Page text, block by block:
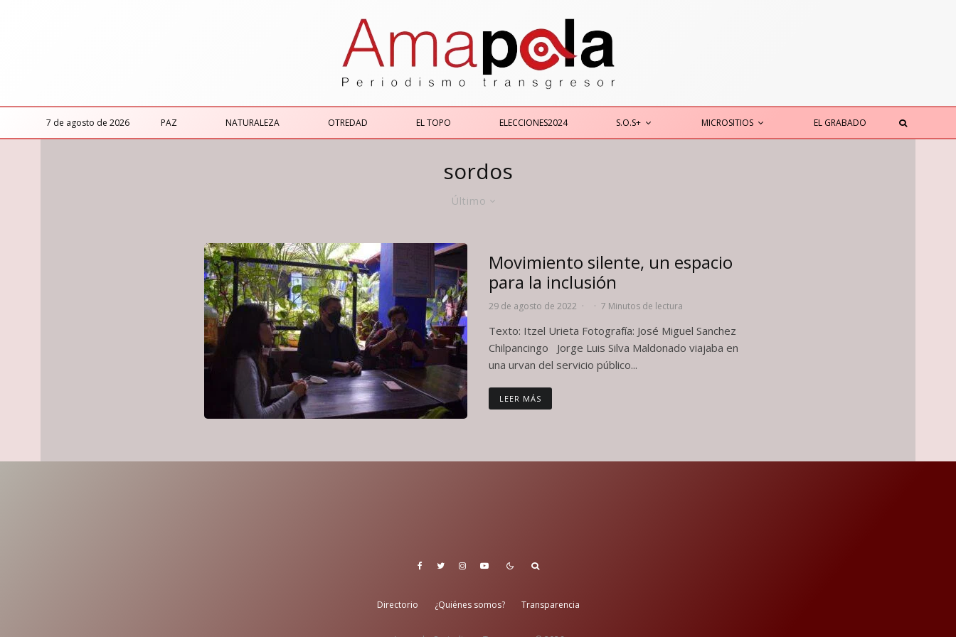
7 de agosto de 2026 PAZ NATURALEZA OTREDAD EL TOPO ELECCIONES2024 S.O.S+ MICROSITIOS EL GRABADO
sordos
Último
Movimiento silente, un espacio
para la inclusión
29 de agosto de 2022 · · 7 Minutos de lectura
Texto: Itzel Urieta Fotografía: José Miguel Sanchez
Chilpancingo Jorge Luis Silva Maldonado viajaba en
una urvan del servicio público...
LEER MÁS
Directorio ¿Quiénes somos? Transparencia